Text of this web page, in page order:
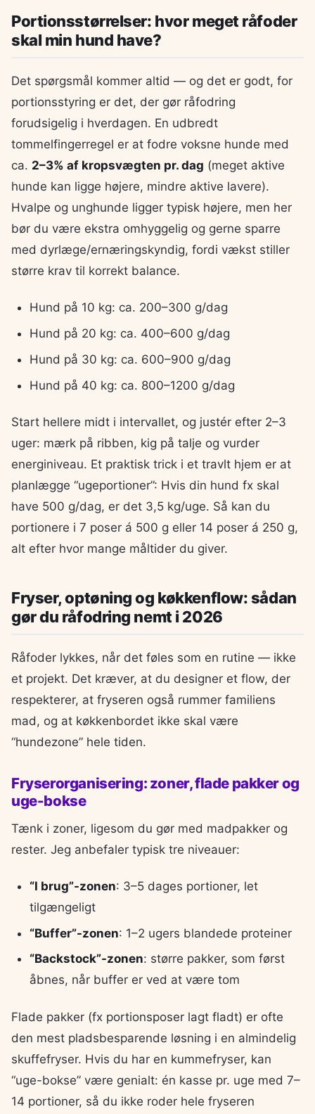
Portionsstørrelser: hvor meget råfoder
skal min hund have?
Det spørgsmål kommer altid — og det er godt, for
portionsstyring er det, der gør råfodring
forudsigelig i hverdagen. En udbredt
tommelfingerregel er at fodre voksne hunde med
ca. 2–3% af kropsvægten pr. dag (meget aktive
hunde kan ligge højere, mindre aktive lavere).
Hvalpe og unghunde ligger typisk højere, men her
bør du være ekstra omhyggelig og gerne sparre
med dyrlæge/ernæringskyndig, fordi vækst stiller
større krav til korrekt balance.
Hund på 10 kg: ca. 200–300 g/dag
Hund på 20 kg: ca. 400–600 g/dag
Hund på 30 kg: ca. 600–900 g/dag
Hund på 40 kg: ca. 800–1200 g/dag
Start hellere midt i intervallet, og justér efter 2–3
uger: mærk på ribben, kig på talje og vurder
energiniveau. Et praktisk trick i et travlt hjem er at
planlægge “ugeportioner”: Hvis din hund fx skal
have 500 g/dag, er det 3,5 kg/uge. Så kan du
portionere i 7 poser á 500 g eller 14 poser á 250 g,
alt efter hvor mange måltider du giver.
Fryser, optøning og køkkenflow: sådan
gør du råfodring nemt i 2026
Råfoder lykkes, når det føles som en rutine — ikke
et projekt. Det kræver, at du designer et flow, der
respekterer, at fryseren også rummer familiens
mad, og at køkkenbordet ikke skal være
“hundezone” hele tiden.
Fryserorganisering: zoner, flade pakker og
uge-bokse
Tænk i zoner, ligesom du gør med madpakker og
rester. Jeg anbefaler typisk tre niveauer:
“I brug”-zonen: 3–5 dages portioner, let
tilgængeligt
“Buffer”-zonen: 1–2 ugers blandede proteiner
“Backstock”-zonen: større pakker, som først
åbnes, når buffer er ved at være tom
Flade pakker (fx portionsposer lagt fladt) er ofte
den mest pladsbesparende løsning i en almindelig
skuffefryser. Hvis du har en kummefryser, kan
“uge-bokse” være genialt: én kasse pr. uge med 7–
14 portioner, så du ikke roder hele fryseren